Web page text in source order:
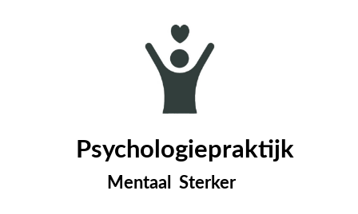
Psychologiepraktijk
Mentaal Sterker